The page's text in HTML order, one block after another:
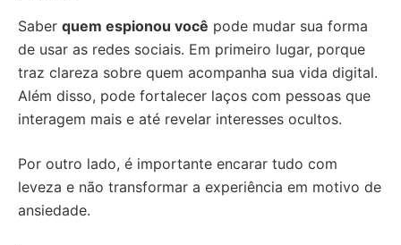
Saber quem espionou você pode mudar sua forma
de usar as redes sociais. Em primeiro lugar, porque
traz clareza sobre quem acompanha sua vida digital.
Além disso, pode fortalecer laços com pessoas que
interagem mais e até revelar interesses ocultos.
Por outro lado, é importante encarar tudo com
leveza e não transformar a experiência em motivo de
ansiedade.